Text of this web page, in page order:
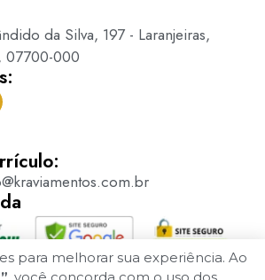
da Silva, 197 - Laranjeiras,
07700-000
para melhorar sua experiência. Ao